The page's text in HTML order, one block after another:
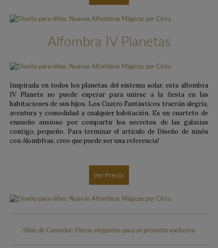
Alfombra IV Planetas
Inspirada en todos los planetas del sistema solar, esta alfombra
IV Planets no puede esperar para unirse a la fiesta en las
habitaciones de sus hijos. Los Cuatro Fantásticos traerán alegría,
aventura y comodidad a cualquier habitación. Es un cuarteto de
ensueño ansioso por compartir los secretos de las galaxias
contigo, pequeño. Para terminar el articulo de Diseño de ninõs
con Alombfras, creo que puede ser una referencia!
Ver Precio
Sillas de Comedor: Piezas elegantes para un proyecto exclusivo